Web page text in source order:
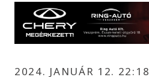
2024. JANUÁR 12. 22:18